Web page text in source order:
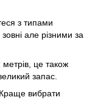
з типами
але різними за
це також
запас.
вибрати